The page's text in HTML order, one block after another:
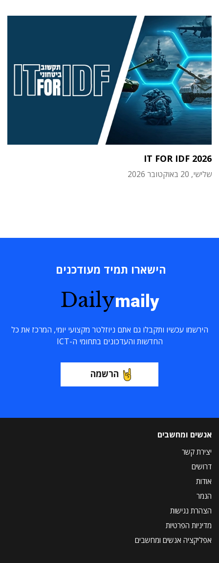
IT FOR IDF 2026
שלישי, 20 באוקטובר 2026
הישארו תמיד מעודכנים
Dailymaily
הירשמו עכשיו ותקבלו גם אתם ניוזלטר מקצועי יומי, המרכז את כל
החדשות והעדכונים בתחומי ה-ICT
הרשמה
אנשים ומחשבים
יצירת קשר
דרושים
אודות
הנמר
הצהרת נגישות
מדיניות הפרטיות
אפליקציה אנשים ומחשבים